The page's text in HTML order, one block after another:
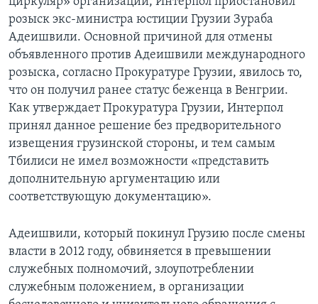
розыск экс-министра юстиции Грузии Зураба
Адеишвили. Основной причиной для отмены
объявленного против Адеишвили международного
розыска, согласно Прокуратуре Грузии, явилось то,
что он получил ранее статус беженца в Венгрии.
Как утверждает Прокуратура Грузии, Интерпол
принял данное решение без предворительного
извещения грузинской стороны, и тем самым
Тбилиси не имел возможности «представить
дополнительную аргументацию или
соответствующую документацию».
Адеишвили, который покинул Грузию после смены
власти в 2012 году, обвиняется в превышении
служебных полномочий, злоупотреблении
служебным положением, в организации